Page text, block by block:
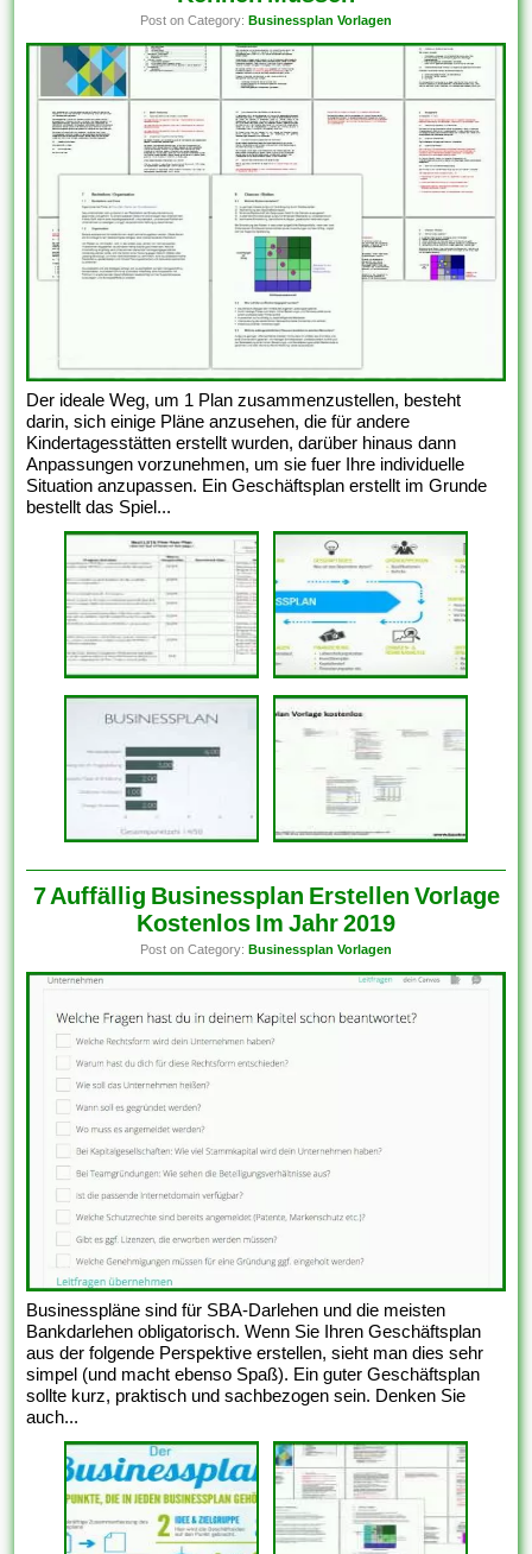
Post on Category: Businessplan Vorlagen
Der ideale Weg, um 1 Plan zusammenzustellen, besteht
darin, sich einige Pläne anzusehen, die für andere
Kindertagesstätten erstellt wurden, darüber hinaus dann
Anpassungen vorzunehmen, um sie fuer Ihre individuelle
Situation anzupassen. Ein Geschäftsplan erstellt im Grunde
bestellt das Spiel...
7 Auffällig Businessplan Erstellen Vorlage
Kostenlos Im Jahr 2019
Post on Category: Businessplan Vorlagen
Businesspläne sind für SBA-Darlehen und die meisten
Bankdarlehen obligatorisch. Wenn Sie Ihren Geschäftsplan
aus der folgende Perspektive erstellen, sieht man dies sehr
simpel (und macht ebenso Spaß). Ein guter Geschäftsplan
sollte kurz, praktisch und sachbezogen sein. Denken Sie
auch...